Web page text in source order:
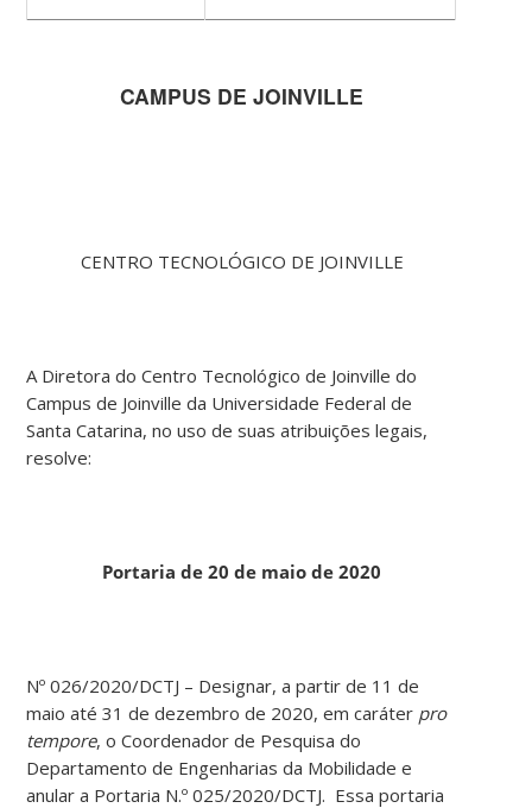
CAMPUS DE JOINVILLE
CENTRO TECNOLÓGICO DE JOINVILLE
A Diretora do Centro Tecnológico de Joinville do
Campus de Joinville da Universidade Federal de
Santa Catarina, no uso de suas atribuições legais,
resolve:
Portaria de 20 de maio de 2020
Nº 026/2020/DCTJ – Designar, a partir de 11 de
maio até 31 de dezembro de 2020, em caráter pro
tempore, o Coordenador de Pesquisa do
Departamento de Engenharias da Mobilidade e
anular a Portaria N.º 025/2020/DCTJ. Essa portaria